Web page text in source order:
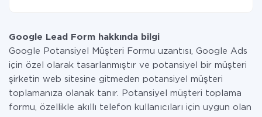
Google Lead Form hakkında bilgi
Google Potansiyel Müşteri Formu uzantısı, Google Ads
için özel olarak tasarlanmıştır ve potansiyel bir müşteri
şirketin web sitesine gitmeden potansiyel müşteri
toplamanıza olanak tanır. Potansiyel müşteri toplama
formu, özellikle akıllı telefon kullanıcıları için uygun olan